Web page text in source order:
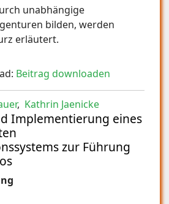
unabhängige
bilden, werden
erläutert.
Beitrag downloaden
, Kathrin Jaenicke
Implementierung eines
zur Führung